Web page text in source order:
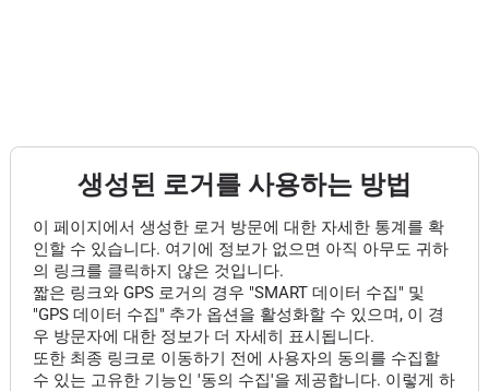
생성된 로거를 사용하는 방법
이 페이지에서 생성한 로거 방문에 대한 자세한 통계를 확
인할 수 있습니다. 여기에 정보가 없으면 아직 아무도 귀하
의 링크를 클릭하지 않은 것입니다.
짧은 링크와 GPS 로거의 경우 "SMART 데이터 수집" 및
"GPS 데이터 수집" 추가 옵션을 활성화할 수 있으며, 이 경
우 방문자에 대한 정보가 더 자세히 표시됩니다.
또한 최종 링크로 이동하기 전에 사용자의 동의를 수집할
수 있는 고유한 기능인 '동의 수집'을 제공합니다. 이렇게 하